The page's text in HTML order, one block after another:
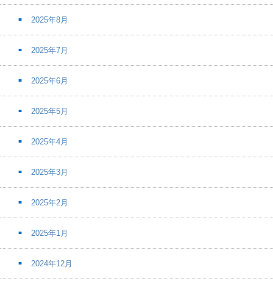
2025年8月
2025年7月
2025年6月
2025年5月
2025年4月
2025年3月
2025年2月
2025年1月
2024年12月